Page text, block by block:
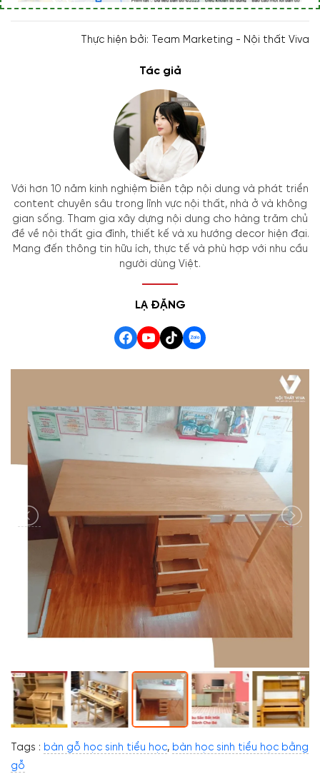
Thực hiện bởi: Team Marketing - Nội thất Viva
Tác giả
Với hơn 10 năm kinh nghiệm biên tập nội dung và phát triển
content chuyên sâu trong lĩnh vực nội thất, nhà ở và không
gian sống. Tham gia xây dựng nội dung cho hàng trăm chủ
đề về nội thất gia đình, thiết kế và xu hướng decor hiện đại.
Mang đến thông tin hữu ích, thực tế và phù hợp với nhu cầu
người dùng Việt.
LẠ ĐẶNG
Tags : bàn gỗ học sinh tiểu học, bàn học sinh tiểu học bằng
gỗ